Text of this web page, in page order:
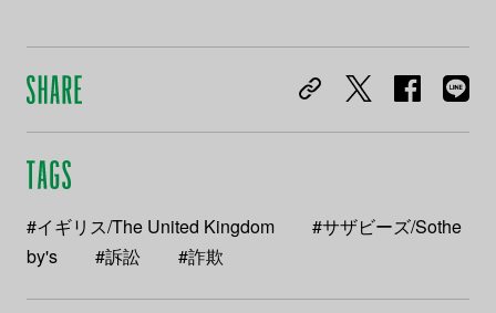
#イギリス/The United Kingdom
#サザビーズ/Sothe
by's
#訴訟 #詐欺